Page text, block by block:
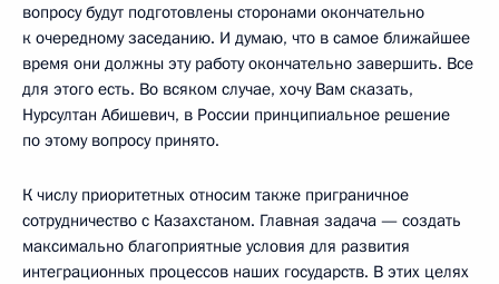
вопросу будут подготовлены сторонами окончательно
к очередному заседанию. И думаю, что в самое ближайшее
время они должны эту работу окончательно завершить. Все
для этого есть. Во всяком случае, хочу Вам сказать,
Нурсултан Абишевич, в России принципиальное решение
по этому вопросу принято.
К числу приоритетных относим также приграничное
сотрудничество с Казахстаном. Главная задача — создать
максимально благоприятные условия для развития
интеграционных процессов наших государств. В этих целях